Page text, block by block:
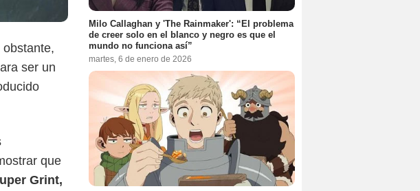
ser un
que
Grint,
Milo Callaghan y 'The Rainmaker': “El problema
de creer solo en el blanco y negro es que el
mundo no funciona así”
martes, 6 de enero de 2026